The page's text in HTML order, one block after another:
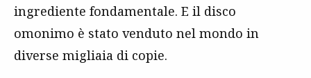
ingrediente fondamentale. E il disco
omonimo è stato venduto nel mondo in
diverse migliaia di copie.